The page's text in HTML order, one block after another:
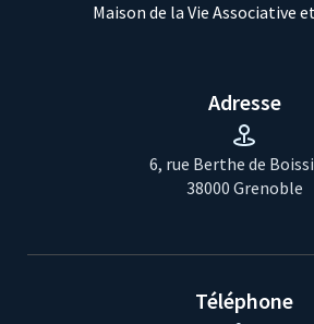
Maison de la Vie Associative
Adresse
6, rue Berthe de
38000 Grenoble
Téléphone